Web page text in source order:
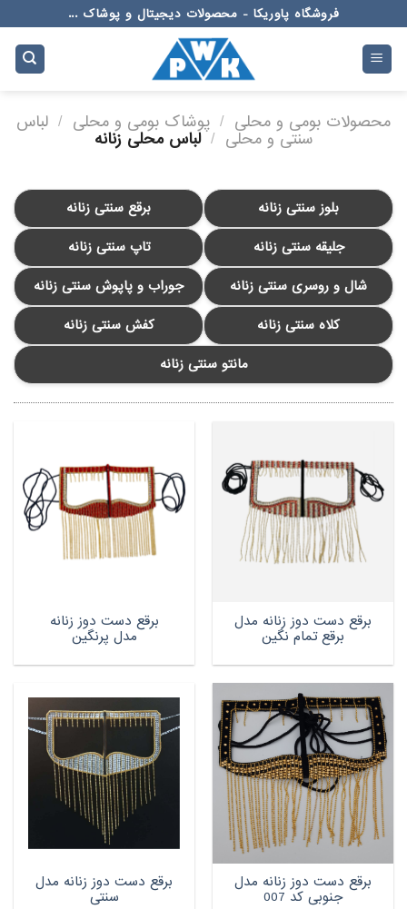
to
content
فروشگاه پاوریکا - محصولات دیجیتال و پوشاک ...
محصولات بومی و محلی / پوشاک بومی و محلی / لباس
سنتی و محلی /لباس محلی زنانه
برقع سنتی زنانه
بلوز سنتی زنانه
تاپ سنتی زنانه
جلیقه سنتی زنانه
جوراب و پاپوش سنتی زنانه
شال و روسری سنتی زنانه
کفش سنتی زنانه
کلاه سنتی زنانه
مانتو سنتی زنانه
برقع دست دوز زنانه مدل
برقع تمام نگین
برقع دست دوز زنانه
مدل پرنگین
برقع دست دوز زنانه مدل
جنوبی کد 007
برقع دست دوز زنانه مدل
سنتی